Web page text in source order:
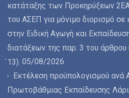
κατάταξης των Προκηρύξεων
του ΑΣΕΠ για μόνιμο διορισμό σε
στην Ειδική Αγωγή και
διατάξεων της παρ. 3 του
́13). 05/08/2026
Εκτέλεση προϋπολογισμού ανά
Πρωτοβάθμιας Εκπαίδευσης